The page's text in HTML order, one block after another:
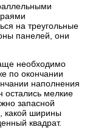
на треугольные
панелей, они
необходимо
по окончании
наполнения
остались мелкие
запасной
какой ширины
квадрат.